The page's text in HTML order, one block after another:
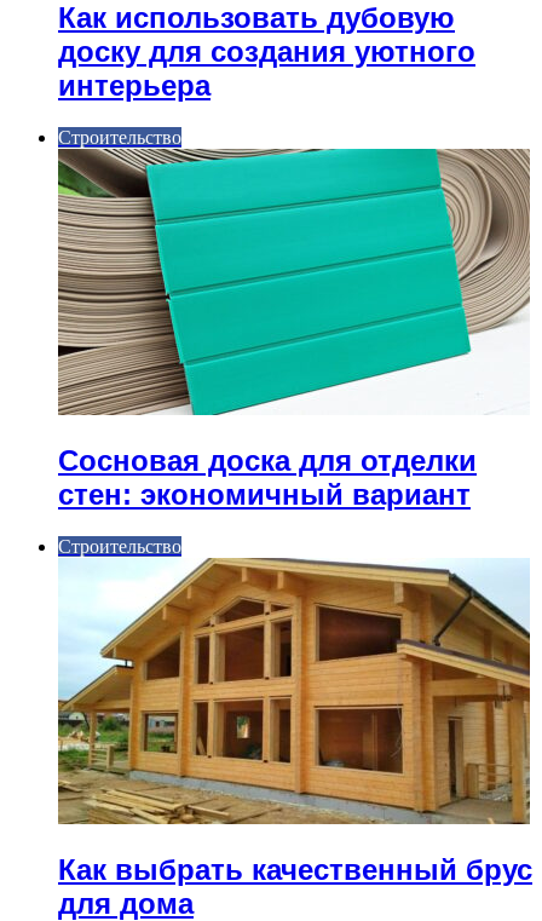
Как использовать дубовую
доску для создания уютного
интерьера
Строительство
Сосновая доска для отделки
стен: экономичный вариант
Строительство
Как выбрать качественный брус
для дома